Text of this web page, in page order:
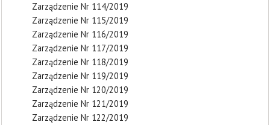
Zarządzenie Nr 114/2019
Zarządzenie Nr 115/2019
Zarządzenie Nr 116/2019
Zarządzenie Nr 117/2019
Zarządzenie Nr 118/2019
Zarządzenie Nr 119/2019
Zarządzenie Nr 120/2019
Zarządzenie Nr 121/2019
Zarządzenie Nr 122/2019